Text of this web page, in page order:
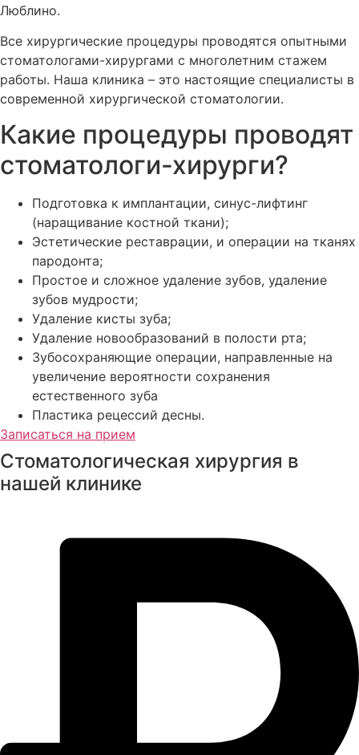
Люблино.
Все хирургические процедуры проводятся опытными
стоматологами-хирургами с многолетним стажем
работы. Наша клиника – это настоящие специалисты в
современной хирургической стоматологии.
Какие процедуры проводят
стоматологи-хирурги?
Подготовка к имплантации, синус-лифтинг
(наращивание костной ткани);
Эстетические реставрации, и операции на тканях
пародонта;
Простое и сложное удаление зубов, удаление
зубов мудрости;
Удаление кисты зуба;
Удаление новообразований в полости рта;
Зубосохраняющие операции, направленные на
увеличение вероятности сохранения
естественного зуба
Пластика рецессий десны.
Записаться на прием
Стоматологическая хирургия в
нашей клинике